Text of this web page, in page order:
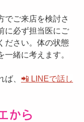
でご来店を検討さ
に必ず担当医にご
ださい。体の状態
一緒に考えます。
、 📲 LINEで話し
から